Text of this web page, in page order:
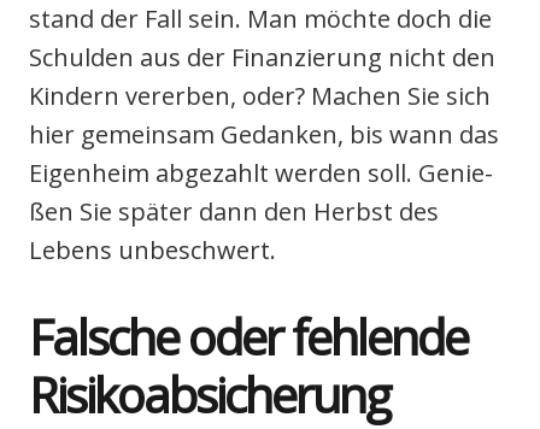
stand der Fall sein. Man möch­te doch die
Schul­den aus der Finan­zie­rung nicht den
Kin­dern ver­er­ben, oder? Machen Sie sich
hier gemein­sam Gedan­ken, bis wann das
Eigen­heim abge­zahlt wer­den soll. Genie­
ßen Sie spä­ter dann den Herbst des
Lebens unbe­schwert.
Fal­sche oder feh­len­de
Risi­ko­ab­si­che­rung